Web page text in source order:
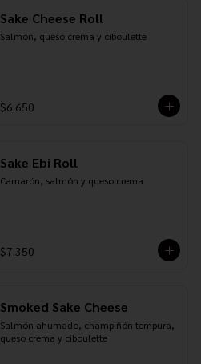
Sake Cheese Roll
Salmón, queso crema y ciboulette
$6.650
Sake Ebi Roll
Camarón, salmón y queso crema
$7.350
Smoked Sake Cheese
Salmón ahumado, champiñón tempura,
queso crema y ciboulette